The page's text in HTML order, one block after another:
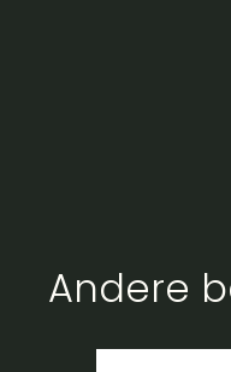
Andere